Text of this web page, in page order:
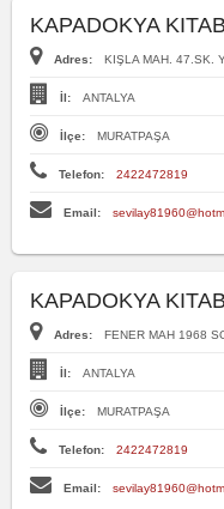
KAPADOKYA
Adres: KIŞLA MAH. 47.SK.
İl: ANTALYA
İlçe: MURATPAŞA
Telefon: 2422472819
Email:
KAPADOKYA
Adres: FENER MAH 1968
İl: ANTALYA
İlçe: MURATPAŞA
Telefon: 2422472819
Email: